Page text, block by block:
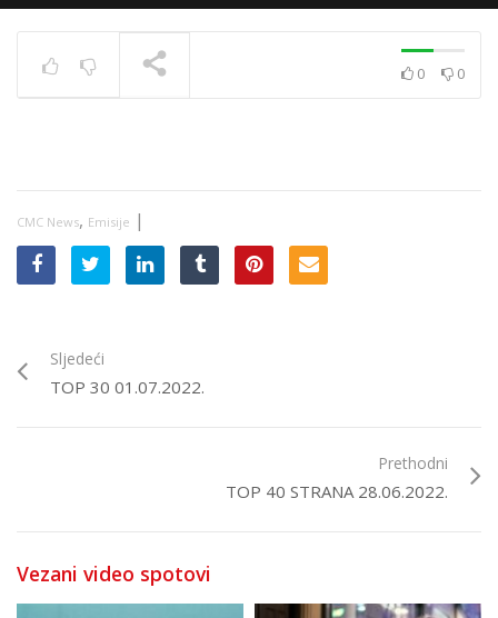
0 0
CMC News, Emisije |
Sljedeći
TOP 30 01.07.2022.
Prethodni
TOP 40 STRANA 28.06.2022.
Vezani video spotovi